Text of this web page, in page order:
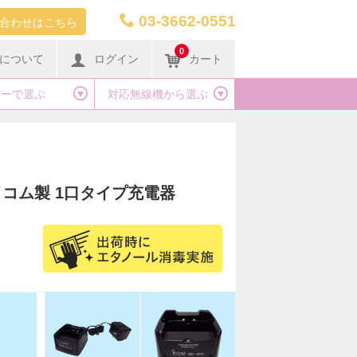
わせはこちら 03-3662-0551
ついて ログイン
0
カート
で選ぶ 対応無線機から選ぶ
ム製 1口タイプ充電器